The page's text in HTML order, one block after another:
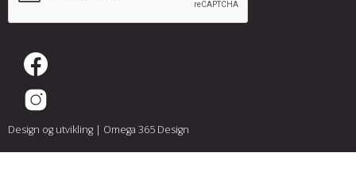
Design og utvikling | Omega 365 Design